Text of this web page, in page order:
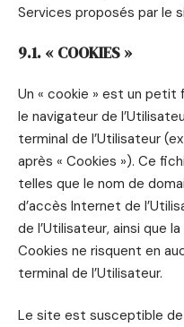
Services proposés par le
9.1. « COOKIES »
Un « cookie » est un petit
le navigateur de
terminal de l’Utilisateur
après « Cookies »). Ce
telles que le nom de
d’accès Internet de
de l’Utilisateur, ainsi que
Cookies ne risquent en
terminal de l’Utilisateur.
Le site est susceptible